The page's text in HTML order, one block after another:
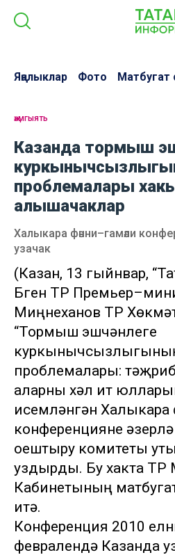
Яңалыклар Фото
җәмгыять
Казанда тормыш
проблемалары
алышачаклар
Халыкара фәнни–гамәли
узачак
(Казан, 13 гыйнвар,
Бүген ТР
Миңнеханов ТР
“Тормыш эшчәнлеге
проблемалары:
аларны хәл итү
исемләнгән
конференцияне әзерләү
оештыру комитеты
уздырды. Бу хакта ТР
Кабинетының
итә.
Конференция 2010
февралендә Казанда